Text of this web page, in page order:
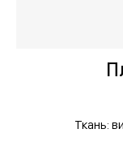
Ткань: